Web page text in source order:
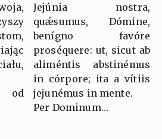
od
Jejúnia nostra,
quǽsumus, Dómine,
benígno favóre
proséquere: ut, sicut ab
aliméntis abstinémus
in córpore; ita a vítiis
jejunémus in mente.
Per Dominum…